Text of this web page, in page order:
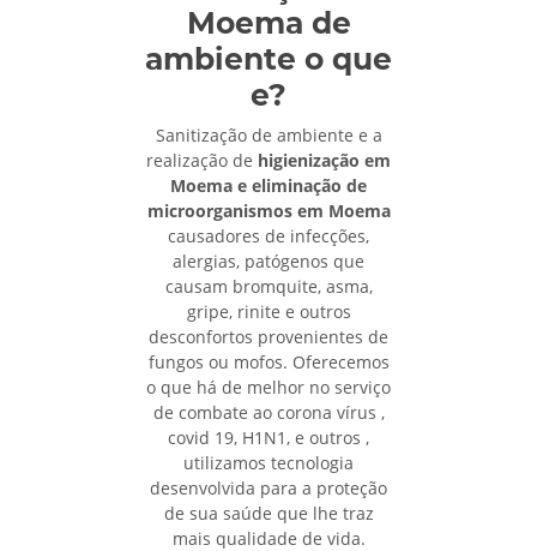
Moema de
ambiente o que
e?
Sanitização de ambiente e a
realização de higienização em
Moema e eliminação de
microorganismos em Moema
causadores de infecções,
alergias, patógenos que
causam bromquite, asma,
gripe, rinite e outros
desconfortos provenientes de
fungos ou mofos. Oferecemos
o que há de melhor no serviço
de combate ao corona vírus ,
covid 19, H1N1, e outros ,
utilizamos tecnologia
desenvolvida para a proteção
de sua saúde que lhe traz
mais qualidade de vida.